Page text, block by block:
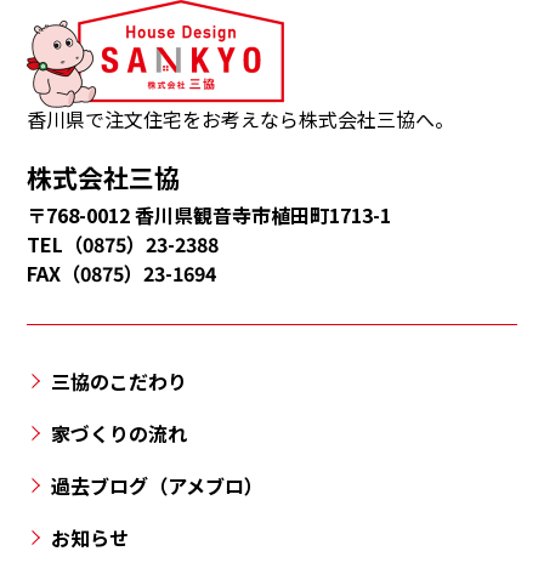
協
は、
観
音
市・
多
度
津
町・
豊
市・
亀
市・
香川県で注文住宅をお考えなら株式会社三協へ。
株式会社三協
〒768-0012 香川県観音寺市植田町1713-1
TEL（0875）23-2388
FAX（0875）23-1694
三協のこだわり
家づくりの流れ
過去ブログ（アメブロ）
お知らせ